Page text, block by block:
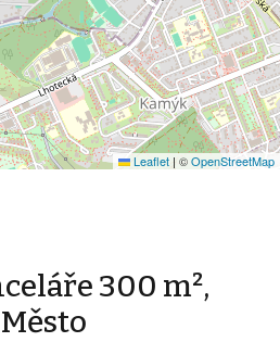
Leaflet | ©OpenStreetMap
300 m²,